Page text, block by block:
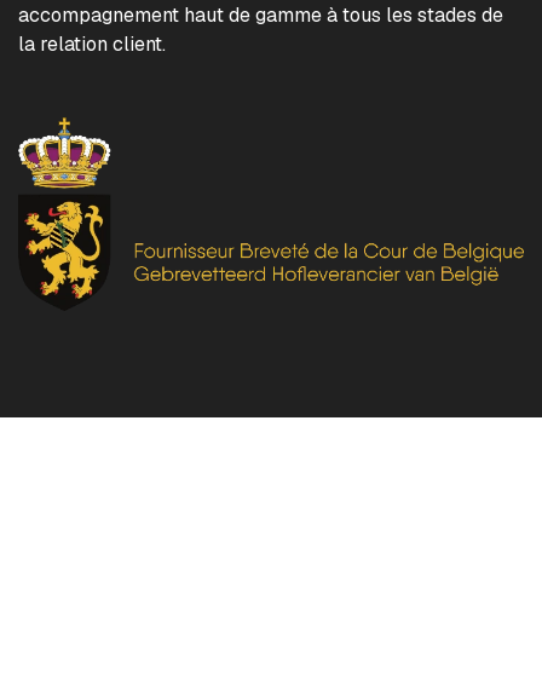
accompagnement haut de gamme à tous les stades de
la relation client.